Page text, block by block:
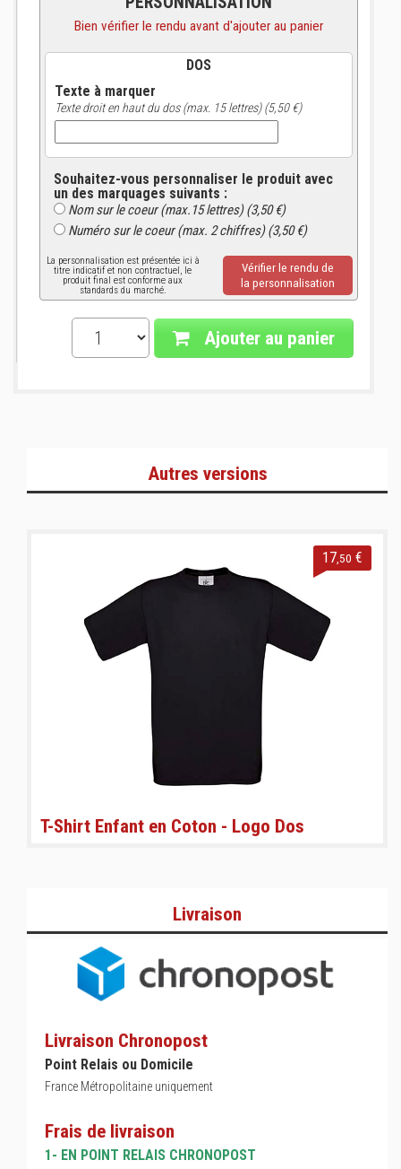
Bien vérifier le rendu avant d'ajouter au panier
DOS
Texte à marquer
Texte droit en haut du dos (max. 15 lettres) (5,50 €)
Souhaitez-vous personnaliser le produit avec
un des marquages suivants :
Nom sur le coeur (max.15 lettres) (3,50 €)
Numéro sur le coeur (max. 2 chiffres) (3,50 €)
La personnalisation est présentée ici à
titre indicatif et non contractuel, le
produit final est conforme aux
standards du marché.
Vérifier le rendu de
la personnalisation
Ajouter au panier
Autres versions
17 ,50 €
T-Shirt Enfant en Coton - Logo Dos
Livraison
Livraison Chronopost
Point Relais ou Domicile
France Métropolitaine uniquement
Frais de livraison
1- EN POINT RELAIS CHRONOPOST